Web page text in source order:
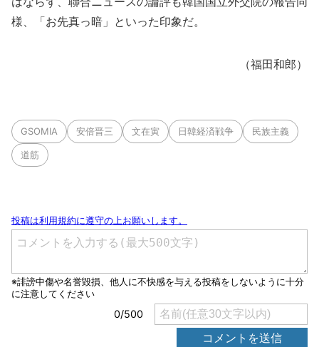
様、「お先真っ暗」といった印象だ。
（福田和郎）
GSOMIA 安倍晋三 文在寅 日韓経済戦争 民族主義
道筋